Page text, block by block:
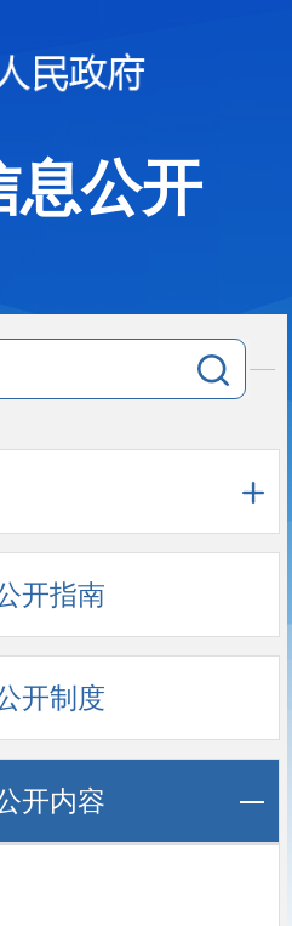
息公开
开指南
开制度
开内容